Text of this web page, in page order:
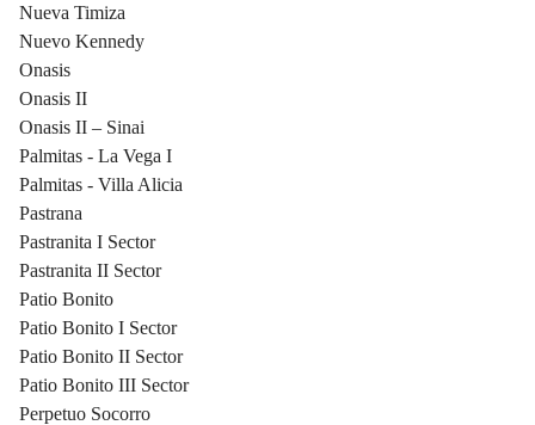
Nueva Timiza
Nuevo Kennedy
Onasis
Onasis II
Onasis II – Sinai
Palmitas - La Vega I
Palmitas - Villa Alicia
Pastrana
Pastranita I Sector
Pastranita II Sector
Patio Bonito
Patio Bonito I Sector
Patio Bonito II Sector
Patio Bonito III Sector
Perpetuo Socorro